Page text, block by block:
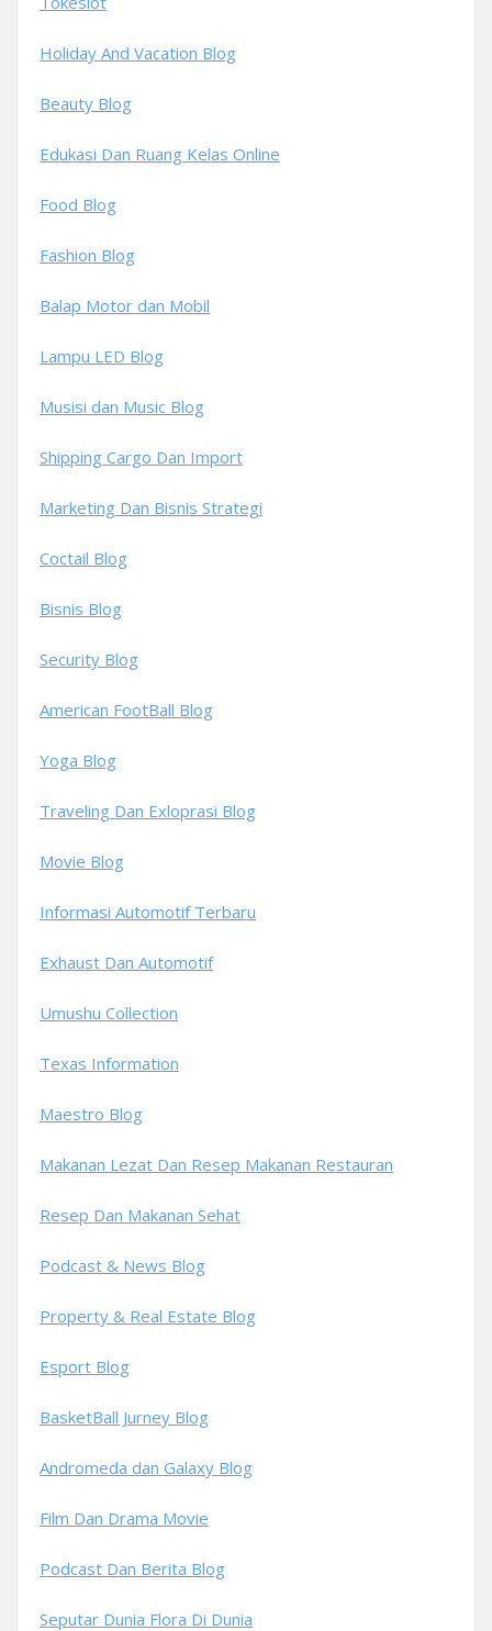
Holiday And Vacation Blog
Beauty Blog
Edukasi Dan Ruang Kelas Online
Food Blog
Fashion Blog
Balap Motor dan Mobil
Lampu LED Blog
Musisi dan Music Blog
Shipping Cargo Dan Import
Marketing Dan Bisnis Strategi
Coctail Blog
Bisnis Blog
Security Blog
American FootBall Blog
Yoga Blog
Traveling Dan Exloprasi Blog
Movie Blog
Informasi Automotif Terbaru
Exhaust Dan Automotif
Umushu Collection
Texas Information
Maestro Blog
Makanan Lezat Dan Resep Makanan Restauran
Resep Dan Makanan Sehat
Podcast & News Blog
Property & Real Estate Blog
Esport Blog
BasketBall Jurney Blog
Andromeda dan Galaxy Blog
Film Dan Drama Movie
Podcast Dan Berita Blog
Seputar Dunia Flora Di Dunia